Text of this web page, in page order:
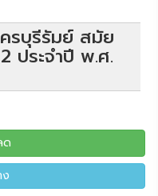
รบุรีรัมย์ สมัย
ประจำปี พ.ศ.
ด